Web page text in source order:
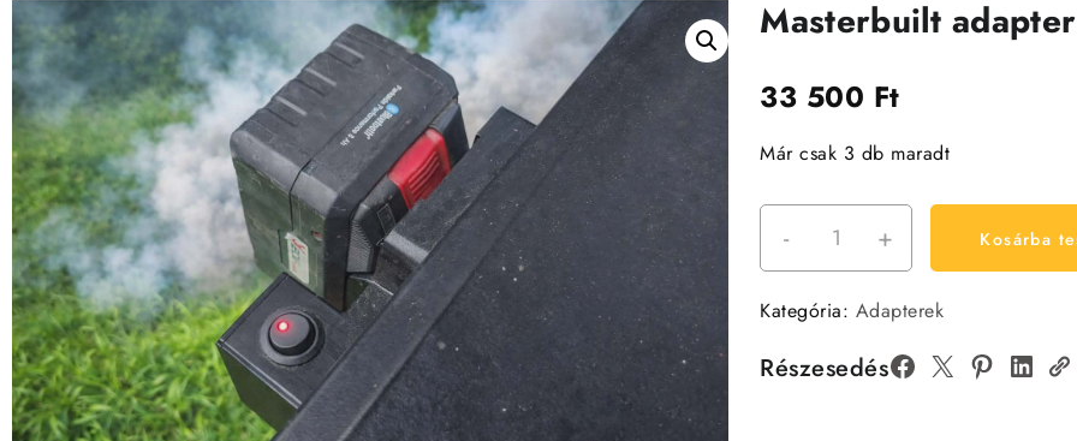
Masterbuilt
33 500 Ft
Már csak 3 db maradt
-
Masterbuilt
adapter
-
Parkside
edition
mennyiség
+ Kosárba
Kategória: Adapterek
Részesedés